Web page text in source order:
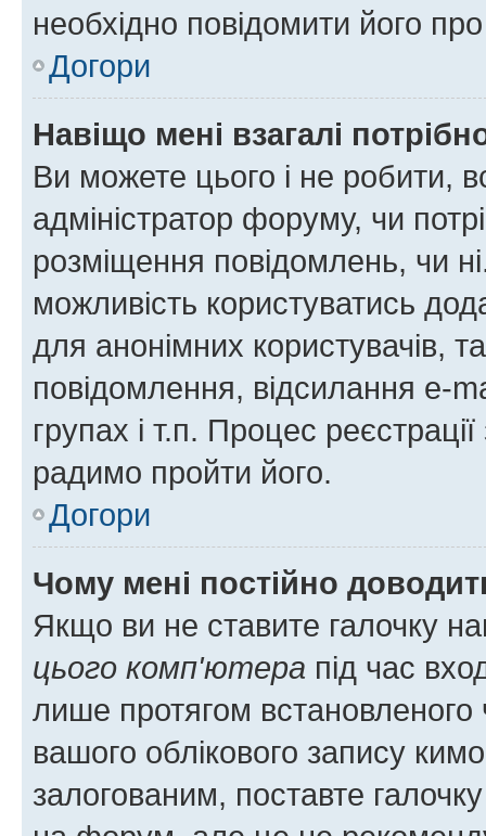
необхідно повідомити його
Догори
Навіщо мені взагалі
Ви можете цього і не робити,
адміністратор форуму, чи
розміщення повідомлень, чи
можливість користуватись
для анонімних користувачів,
повідомлення, відсилання e-
групах і т.п. Процес
радимо пройти його.
Догори
Чому мені постійно
Якщо ви не ставите галочку
цього комп'ютера під час
лише протягом встановленого
вашого облікового запису
залогованим, поставте